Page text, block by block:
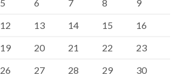
5 6 7 8
9
12 13 14 15
16
19 20 21 22
23
26 27 28 29
30